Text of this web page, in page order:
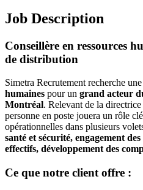
Job Description
Conseillère en ressources
de distribution
Simetra Recrutement recherche une
humaines pour un grand acteur
Montréal. Relevant de la
personne en poste jouera un rôle
opérationnelles dans plusieurs
santé et sécurité, engagement
effectifs, développement des
Ce que notre client offre :